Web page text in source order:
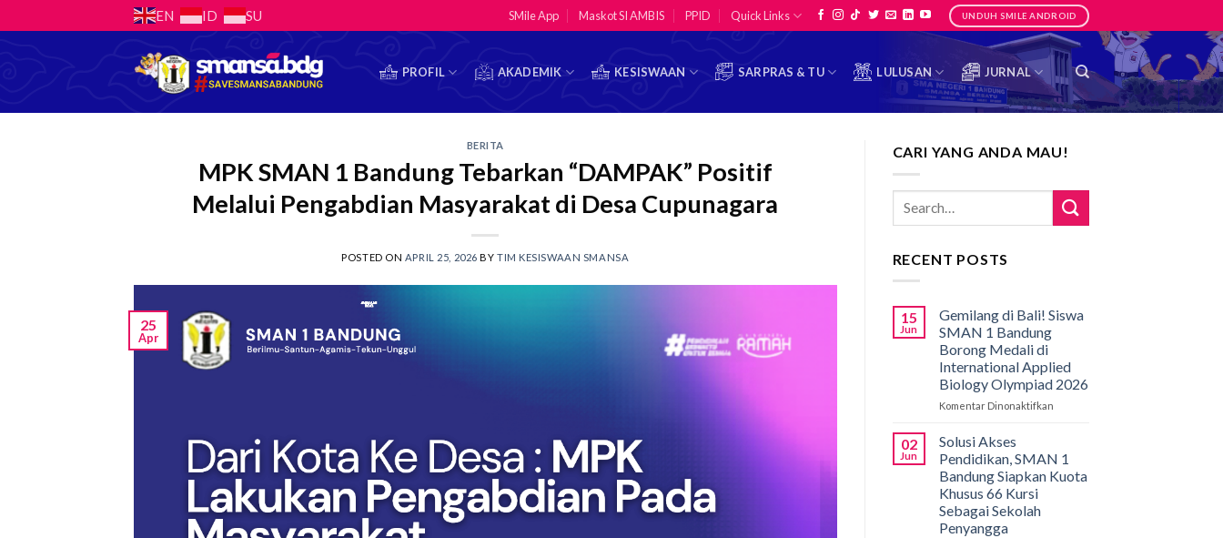
to
EN ID SU SMile App Maskot SI AMBIS PPID Quick Links UNDUH SMILE ANDROID
PROFIL AKADEMIK KESISWAAN SARPRAS & TU LULUSAN JURNAL
BERITA
MPK SMAN 1 Bandung Tebarkan “DAMPAK” Positif
Melalui Pengabdian Masyarakat di Desa Cupunagara
POSTED ON APRIL 25, 2026 BY TIM KESISWAAN SMANSA
25
Apr
CARI YANG ANDA MAU!
RECENT POSTS
15
Jun
Gemilang di Bali! Siswa
SMAN 1 Bandung
Borong Medali di
International Applied
Biology Olympiad 2026
Komentar Dinonaktifkan
Bali!
Siswa
SMAN
02
Jun
Solusi Akses
Pendidikan, SMAN 1
Bandung Siapkan Kuota
Khusus 66 Kursi
Sebagai Sekolah
Penyangga